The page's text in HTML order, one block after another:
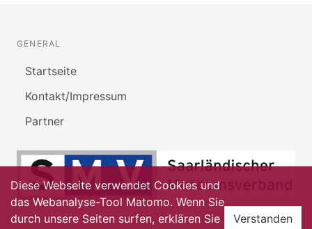
GENERAL
Startseite
Kontakt/Impressum
Partner
Diese Webseite verwendet Cookies und
das Webanalyse-Tool Matomo. Wenn Sie
durch unsere Seiten surfen, erklären Sie
Verstanden